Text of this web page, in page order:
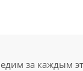
за каждым